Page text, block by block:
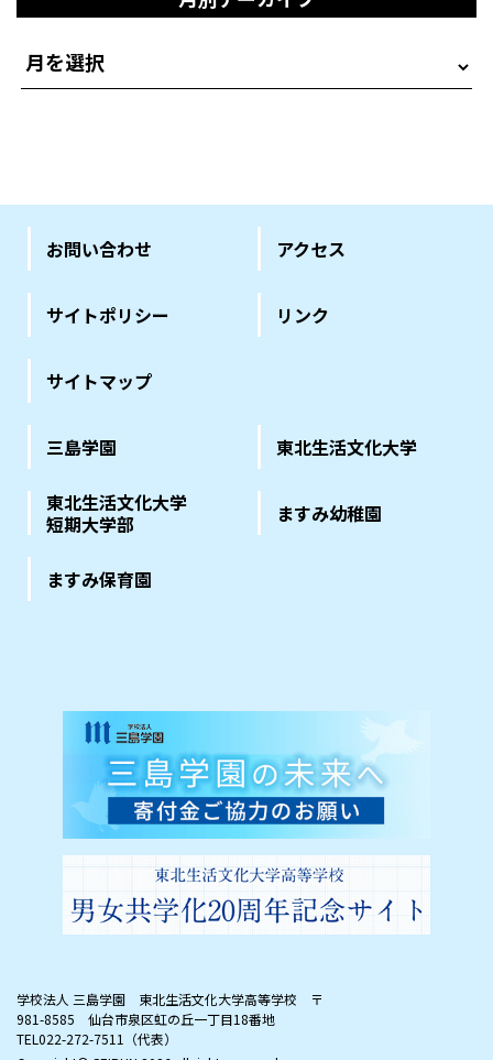
お問い合わせ アクセス
サイトポリシー リンク
サイトマップ
三島学園 東北生活文化大学
東北生活文化大学
短期大学部
ますみ幼稚園
ますみ保育園
学校法人 三島学園 東北生活文化大学高等学校
〒
981-8585 仙台市泉区虹の丘一丁目18番地
TEL022-272-7511（代表）